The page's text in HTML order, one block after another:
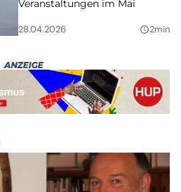
Veranstaltungen im Mai
28.04.2026 query_builder2min